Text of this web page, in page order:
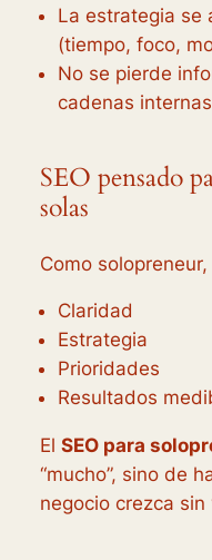
La estrategia se
(tiempo, foco,
No se pierde
cadenas internas
SEO pensado
solas
Como
Claridad
Estrategia
Prioridades
Resultados
El SEO para
“mucho”, sino de
negocio crezca